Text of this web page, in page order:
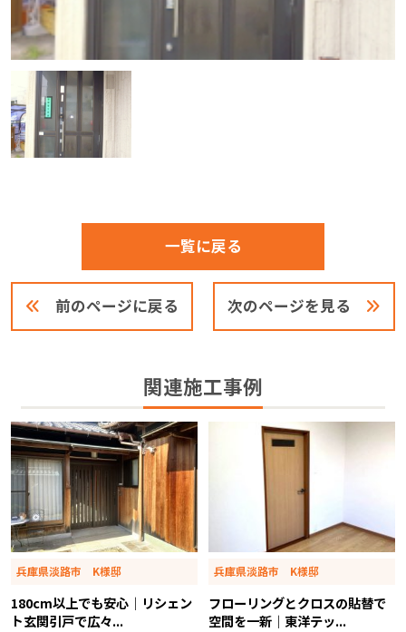
前のページに戻る
一覧に戻る
次のページを見る
関連施工事例
兵庫県淡路市 K様邸
180cm以上でも安心｜リシェン
ト玄関引戸で広々...
兵庫県淡路市 K様邸
フローリングとクロスの貼替で
空間を一新｜東洋テッ...